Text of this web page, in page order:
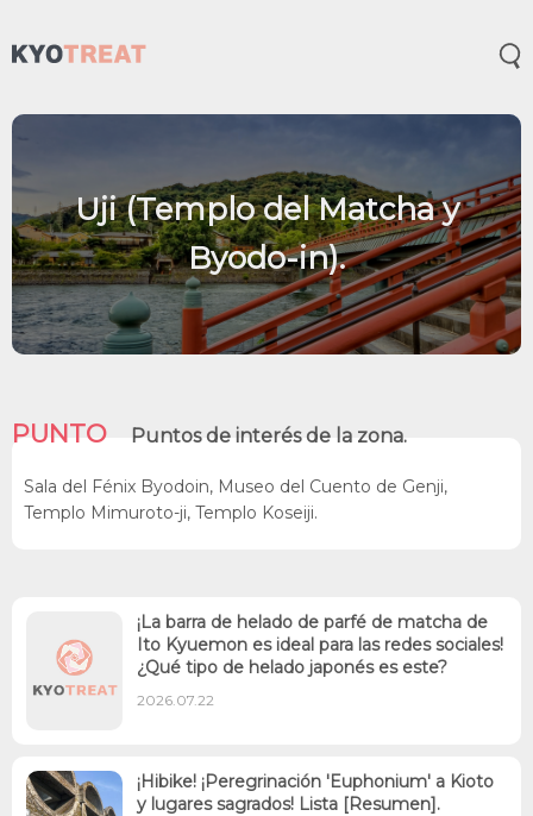
Uji (Templo del Matcha y
Byodo-in).
PUNTO Puntos de interés de la zona.
Sala del Fénix Byodoin, Museo del Cuento de Genji,
Templo Mimuroto-ji, Templo Koseiji.
¡La barra de helado de parfé de matcha de
Ito Kyuemon es ideal para las redes sociales!
¿Qué tipo de helado japonés es este?
2026.07.22
¡Hibike! ¡Peregrinación 'Euphonium' a Kioto
y lugares sagrados! Lista [Resumen].